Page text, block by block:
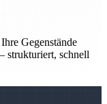
Gegenstände
strukturiert, schnell